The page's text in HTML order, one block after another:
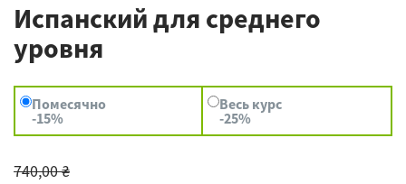
Испанский для среднего
уровня
Помесячно
-15%
Весь курс
-25%
740,00 ₴